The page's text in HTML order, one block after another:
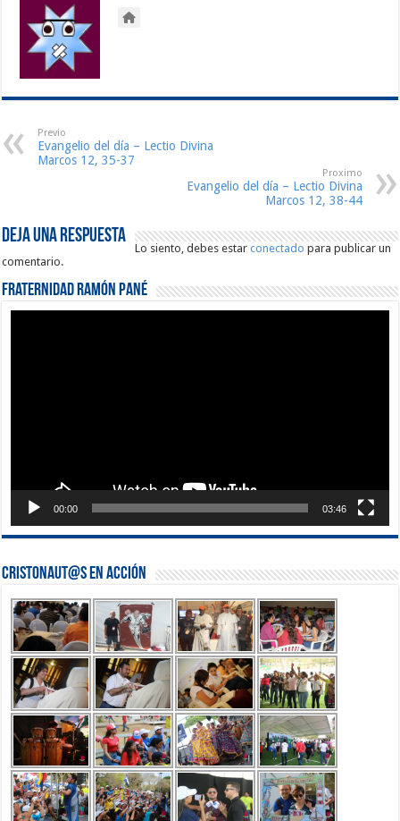
Previo
Evangelio del día – Lectio Divina
Marcos 12, 35-37
Proximo
Evangelio del día – Lectio Divina
Marcos 12, 38-44
Deja una respuesta
Lo siento, debes estarconectado para publicar un
comentario.
Fraternidad Ramón Pané
00:00 03:46
Cristonaut@s en Acción